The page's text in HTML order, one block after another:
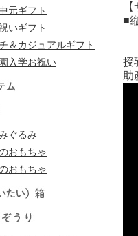
■
授
助
元ギフト
いギフト
＆カジュアルギフト
入学お祝い
ぐるみ
おもちゃ
おもちゃ